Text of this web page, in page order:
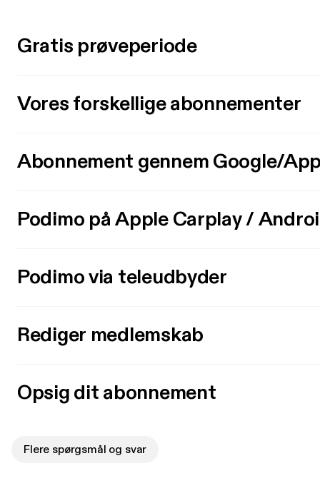
Gratis prøveperiode
Vores forskellige abonnementer
Abonnement gennem Google/
Podimo på Apple Carplay /
Podimo via teleudbyder
Rediger medlemskab
Opsig dit abonnement
Flere spørgsmål og svar